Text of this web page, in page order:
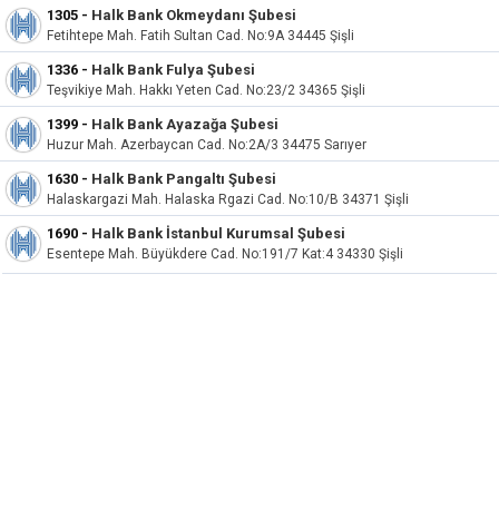
1305 - Halk Bank Okmeydanı Şubesi
Fetihtepe Mah. Fatih Sultan Cad. No:9A 34445 Şişli
1336 - Halk Bank Fulya Şubesi
Teşvikiye Mah. Hakkı Yeten Cad. No:23/2 34365 Şişli
1399 - Halk Bank Ayazağa Şubesi
Huzur Mah. Azerbaycan Cad. No:2A/3 34475 Sarıyer
1630 - Halk Bank Pangaltı Şubesi
Halaskargazi Mah. Halaska Rgazi Cad. No:10/B 34371 Şişli
1690 - Halk Bank İstanbul Kurumsal Şubesi
Esentepe Mah. Büyükdere Cad. No:191/7 Kat:4 34330 Şişli